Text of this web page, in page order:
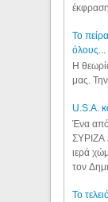
Το
όλους...
Η
μας. Την
U.S.A.
Ένα
ΣΥΡΙΖΑ
ιερά
τον
Το